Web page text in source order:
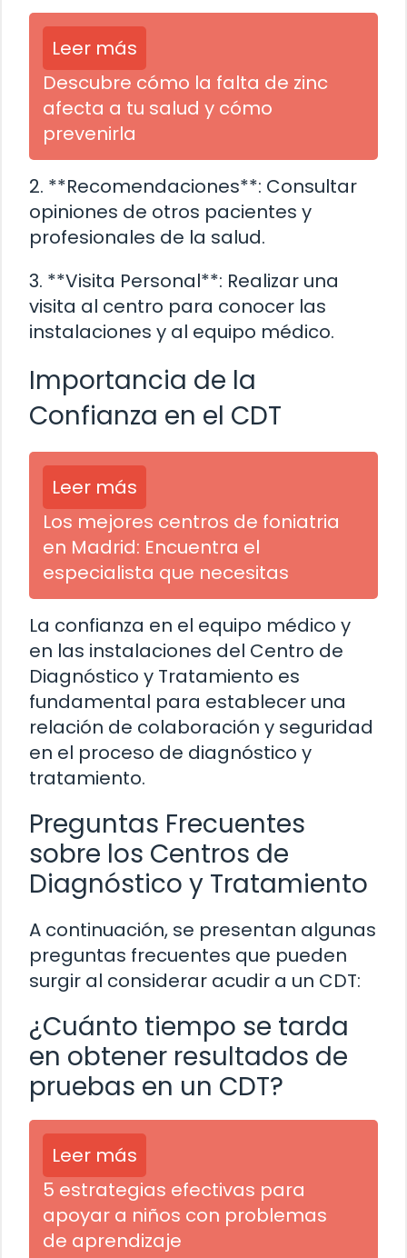
Leer más
Descubre cómo la falta de zinc
afecta a tu salud y cómo
prevenirla
2. **Recomendaciones**: Consultar
opiniones de otros pacientes y
profesionales de la salud.
3. **Visita Personal**: Realizar una
visita al centro para conocer las
instalaciones y al equipo médico.
Importancia de la
Confianza en el CDT
Leer más
Los mejores centros de foniatria
en Madrid: Encuentra el
especialista que necesitas
La confianza en el equipo médico y
en las instalaciones del Centro de
Diagnóstico y Tratamiento es
fundamental para establecer una
relación de colaboración y seguridad
en el proceso de diagnóstico y
tratamiento.
Preguntas Frecuentes
sobre los Centros de
Diagnóstico y Tratamiento
A continuación, se presentan algunas
preguntas frecuentes que pueden
surgir al considerar acudir a un CDT:
¿Cuánto tiempo se tarda
en obtener resultados de
pruebas en un CDT?
Leer más
5 estrategias efectivas para
apoyar a niños con problemas
de aprendizaje